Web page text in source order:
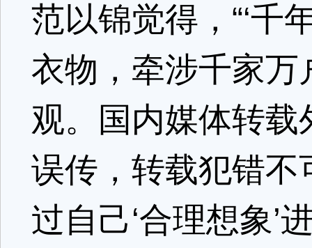
范以锦觉得，“‘千
衣物，牵涉千家
观。国内媒体转
误传，转载犯错
过自己‘合理想象’